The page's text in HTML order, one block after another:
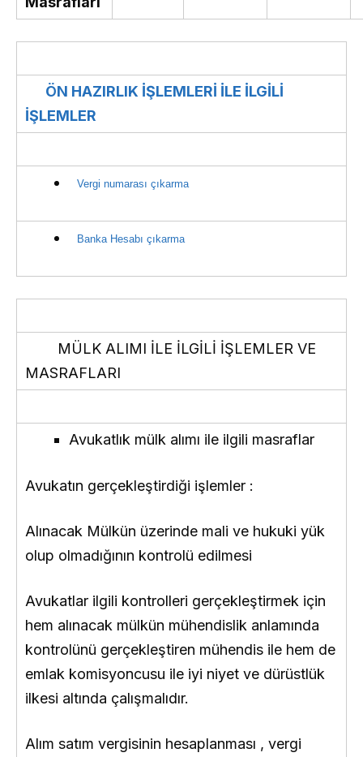
ÖN HAZIRLIK İŞLEMLERİ İLE İLGİLİ
İŞLEMLER
Vergi numarası çıkarma
Banka Hesabı çıkarma
MÜLK ALIMI İLE İLGİLİ İŞLEMLER VE
MASRAFLARI
Avukatlık mülk alımı ile ilgili masraflar
Avukatın gerçekleştirdiği işlemler :
Alınacak Mülkün üzerinde mali ve hukuki yük
olup olmadığının kontrolü edilmesi
Avukatlar ilgili kontrolleri gerçekleştirmek için
hem alınacak mülkün mühendislik anlamında
kontrolünü gerçekleştiren mühendis ile hem de
emlak komisyoncusu ile iyi niyet ve dürüstlük
ilkesi altında çalışmalıdır.
Alım satım vergisinin hesaplanması , vergi